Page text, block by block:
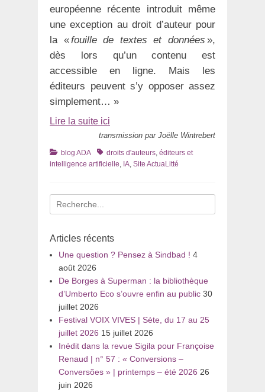
européenne récente introduit même
une exception au droit d’auteur pour
la «fouille de textes et données »,
dès lors qu’un contenu est
accessible en ligne. Mais les
éditeurs peuvent s’y opposer assez
simplement… »
Lire la suite ici
transmission par Joëlle Wintrebert
Catégories
blog ADA Tagsdroits d'auteurs, éditeurs et
intelligence artificielle, IA, Site ActuaLitté
Recherche
pour
Articles récents
Une question ? Pensez à Sindbad ! 4
août 2026
De Borges à Superman : la bibliothèque
d’Umberto Eco s’ouvre enfin au public 30
juillet 2026
Festival VOIX VIVES | Sète, du 17 au 25
juillet 2026 15 juillet 2026
Inédit dans la revue Sigila pour Françoise
Renaud | n° 57 : « Conversions –
Conversões » | printemps – été 2026 26
juin 2026